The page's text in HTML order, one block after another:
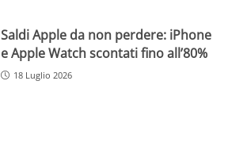
Saldi Apple da non perdere: iPhone
e Apple Watch scontati fino all’80%
18 Luglio 2026